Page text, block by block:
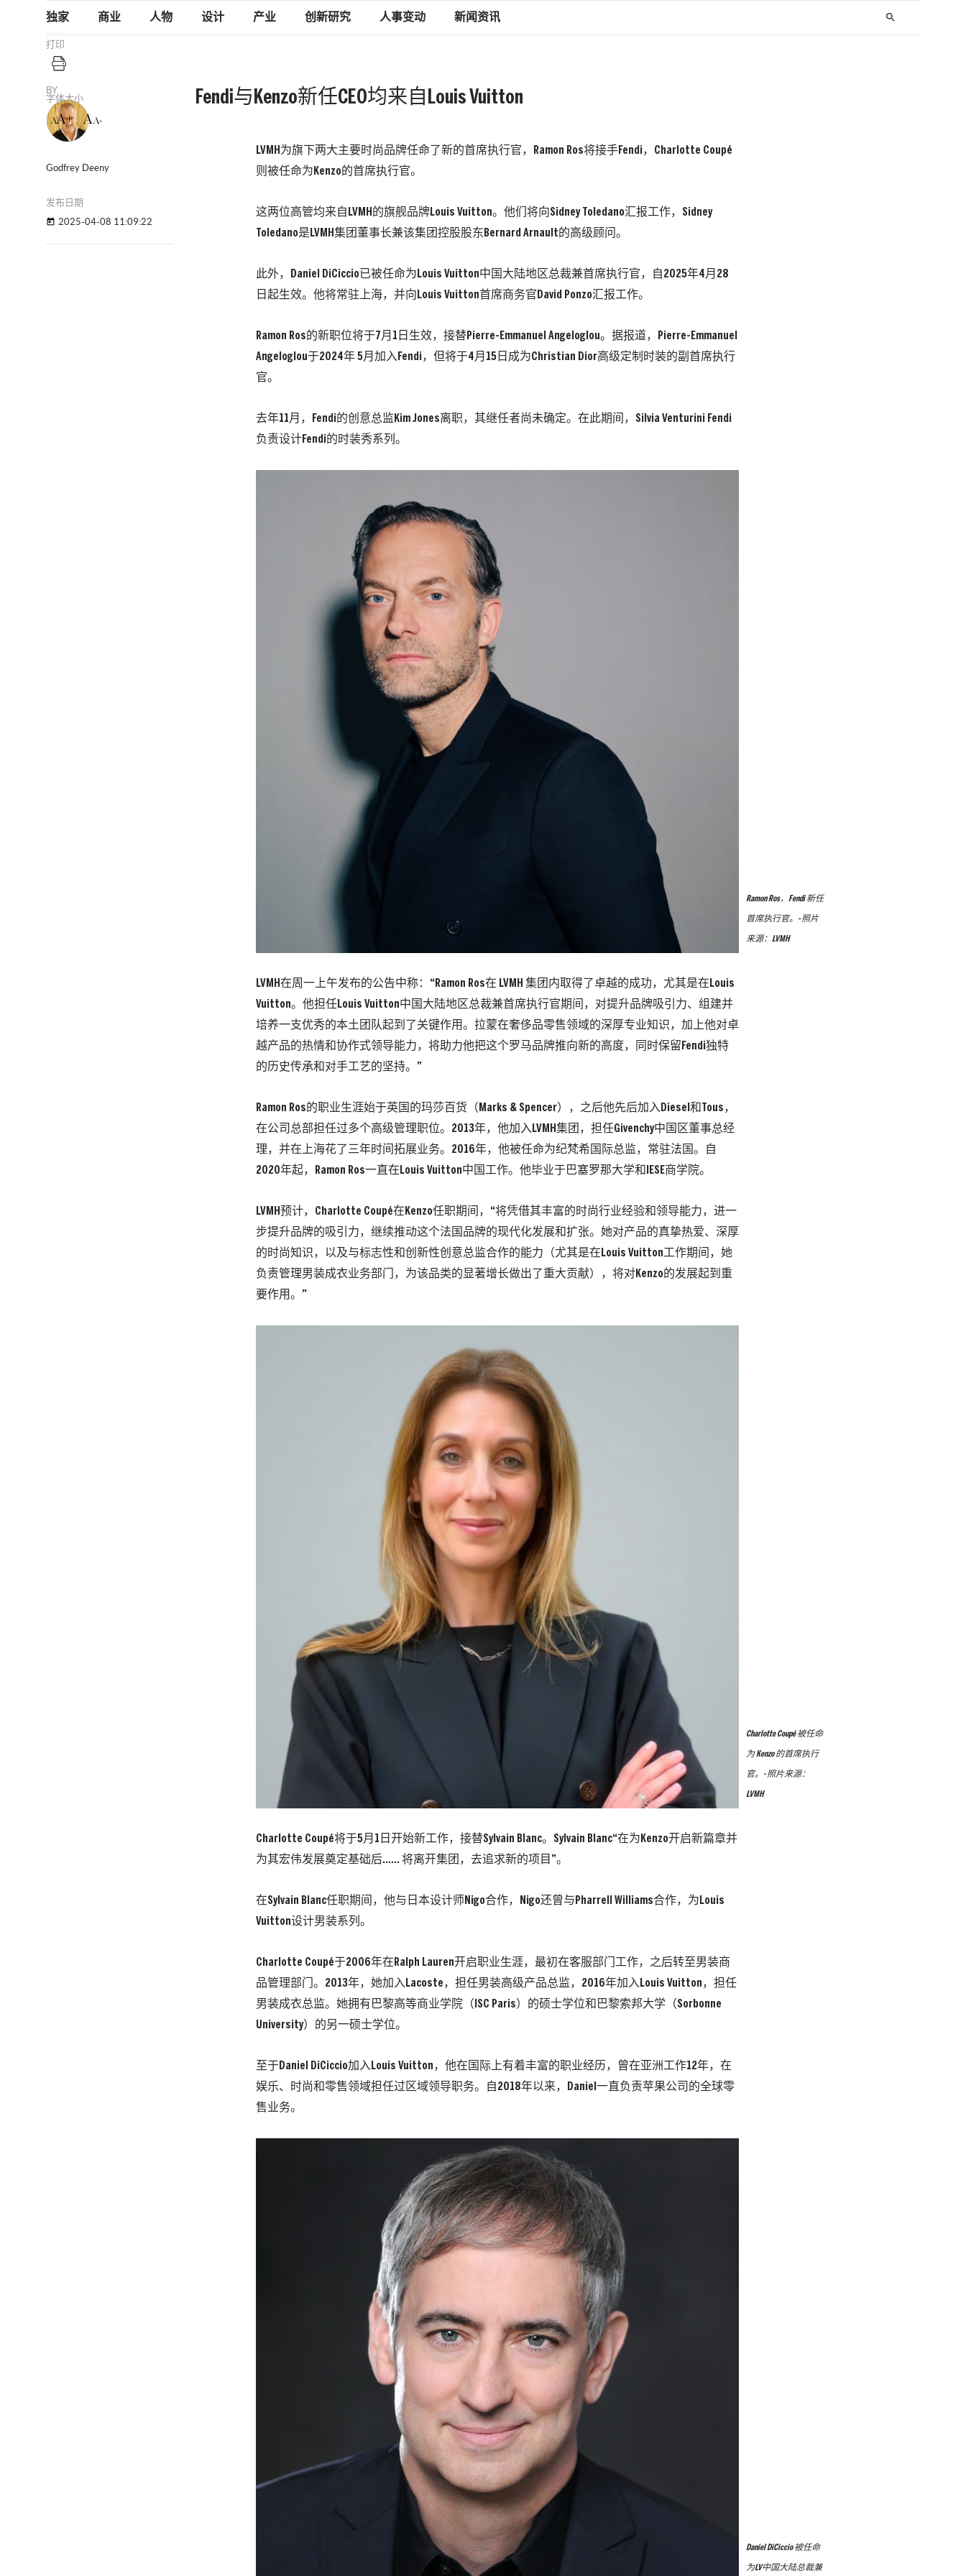
独家 商业 人物 设计 产业 创新研究 人事变动 新闻资讯 search
BY
Godfrey Deeny
发布日期
today 2025-04-08 11:09:22
打印
字体大小
AA+ A A-
Fendi与Kenzo新任CEO均来自Louis Vuitton
LVMH为旗下两大主要时尚品牌任命了新的首席执行官，Ramon Ros将接手Fendi，Charlotte Coupé
则被任命为Kenzo的首席执行官。
这两位高管均来自LVMH的旗舰品牌Louis Vuitton。他们将向Sidney Toledano汇报工作，Sidney
Toledano是LVMH集团董事长兼该集团控股股东Bernard Arnault的高级顾问。
此外，Daniel DiCiccio已被任命为Louis Vuitton中国大陆地区总裁兼首席执行官，自2025年4月28
日起生效。他将常驻上海，并向Louis Vuitton首席商务官David Ponzo汇报工作。
Ramon Ros的新职位将于7月1日生效，接替Pierre-Emmanuel Angeloglou。据报道，Pierre-Emmanuel
Angeloglou于2024年 5月加入Fendi，但将于4月15日成为Christian Dior高级定制时装的副首席执行
官。
去年11月，Fendi的创意总监Kim Jones离职，其继任者尚未确定。在此期间，Silvia Venturini Fendi
负责设计Fendi的时装秀系列。
Ramon Ros，Fendi 新任
首席执行官。- 照片
来源：LVMH
LVMH在周一上午发布的公告中称：“Ramon Ros在 LVMH 集团内取得了卓越的成功，尤其是在Louis
Vuitton。他担任Louis Vuitton中国大陆地区总裁兼首席执行官期间，对提升品牌吸引力、组建并
培养一支优秀的本土团队起到了关键作用。拉蒙在奢侈品零售领域的深厚专业知识，加上他对卓
越产品的热情和协作式领导能力，将助力他把这个罗马品牌推向新的高度，同时保留Fendi独特
的历史传承和对手工艺的坚持。”
Ramon Ros的职业生涯始于英国的玛莎百货（Marks & Spencer），之后他先后加入Diesel和Tous，
在公司总部担任过多个高级管理职位。2013年，他加入LVMH集团，担任Givenchy中国区董事总经
理，并在上海花了三年时间拓展业务。2016年，他被任命为纪梵希国际总监，常驻法国。自
2020年起，Ramon Ros一直在Louis Vuitton中国工作。他毕业于巴塞罗那大学和IESE商学院。
LVMH预计，Charlotte Coupé在Kenzo任职期间，“将凭借其丰富的时尚行业经验和领导能力，进一
步提升品牌的吸引力，继续推动这个法国品牌的现代化发展和扩张。她对产品的真挚热爱、深厚
的时尚知识，以及与标志性和创新性创意总监合作的能力（尤其是在Louis Vuitton工作期间，她
负责管理男装成衣业务部门，为该品类的显著增长做出了重大贡献），将对Kenzo的发展起到重
要作用。”
Charlotte Coupé 被任命
为 Kenzo 的首席执行
官。- 照片来源：
LVMH
Charlotte Coupé将于5月1日开始新工作，接替Sylvain Blanc。Sylvain Blanc“在为Kenzo开启新篇章并
为其宏伟发展奠定基础后…… 将离开集团，去追求新的项目”。
在Sylvain Blanc任职期间，他与日本设计师Nigo合作，Nigo还曾与Pharrell Williams合作，为Louis
Vuitton设计男装系列。
Charlotte Coupé于2006年在Ralph Lauren开启职业生涯，最初在客服部门工作，之后转至男装商
品管理部门。2013年，她加入Lacoste，担任男装高级产品总监，2016年加入Louis Vuitton，担任
男装成衣总监。她拥有巴黎高等商业学院（ISC Paris）的硕士学位和巴黎索邦大学（Sorbonne
University）的另一硕士学位。
至于Daniel DiCiccio加入Louis Vuitton，他在国际上有着丰富的职业经历，曾在亚洲工作12年，在
娱乐、时尚和零售领域担任过区域领导职务。自2018年以来，Daniel一直负责苹果公司的全球零
售业务。
Daniel DiCiccio 被任命
为LV中国大陆总裁兼